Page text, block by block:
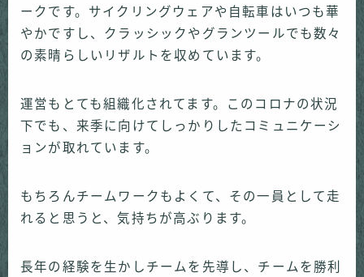
ークです。サイクリングウェアや自転車はいつも華
やかですし、クラッシックやグランツールでも数々
の素晴らしいリザルトを収めています。
運営もとても組織化されてます。このコロナの状況
下でも、来季に向けてしっかりしたコミュニケーシ
ョンが取れています。
もちろんチームワークもよくて、その一員として走
れると思うと、気持ちが高ぶります。
長年の経験を生かしチームを先導し、チームを勝利